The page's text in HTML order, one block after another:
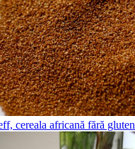
cereala africană fără gluten